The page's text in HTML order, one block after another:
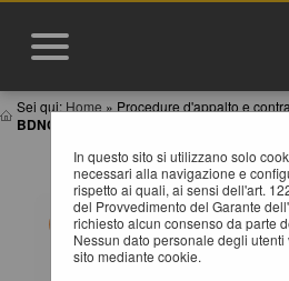
Sei qui: Home » Procedure d'appalto e
BDNCP
In questo sito si utilizzano solo
necessari alla navigazione e
rispetto ai quali, ai sensi dell'art.
del Provvedimento del Garante
richiesto alcun consenso da parte
Nessun dato personale degli
sito mediante cookie.
RIEPILOGO CONTRATTI
Informazioni relative alla
affidati secondo il D.Lgs. 36/
Impostare un criterio di
caso di estrazione di almeno